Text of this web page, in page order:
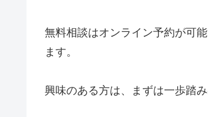
無料相談はオンライン予約が可
ます。
興味のある方は、まずは一歩踏